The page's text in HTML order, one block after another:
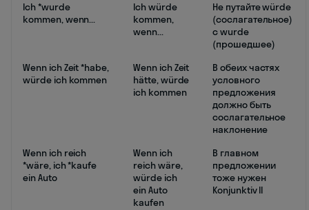
Ich *wurde
kommen, wenn...
Ich würde
kommen,
wenn...
Не путайте würde
(сослагательное)
с wurde
(прошедшее)
Wenn ich Zeit *habe,
würde ich kommen
Wenn ich Zeit
hätte, würde
ich kommen
В обеих частях
условного
предложения
должно быть
сослагательное
наклонение
Wenn ich reich
*wäre, ich *kaufe
ein Auto
Wenn ich
reich wäre,
würde ich
ein Auto
kaufen
В главном
предложении
тоже нужен
Konjunktiv II